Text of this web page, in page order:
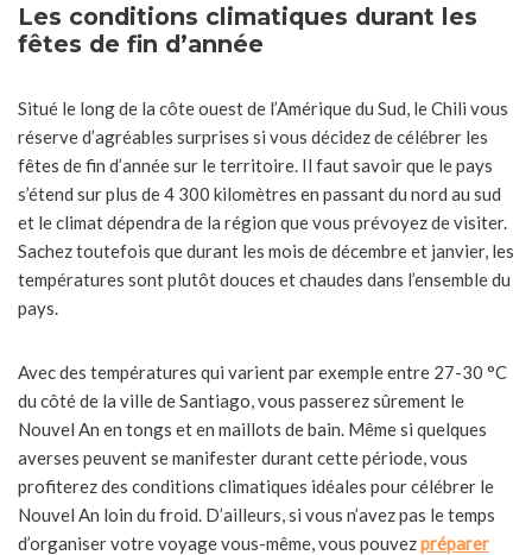
Les conditions climatiques durant les
fêtes de fin d’année
Situé le long de la côte ouest de l’Amérique du Sud, le Chili vous
réserve d’agréables surprises si vous décidez de célébrer les
fêtes de fin d’année sur le territoire. Il faut savoir que le pays
s’étend sur plus de 4 300 kilomètres en passant du nord au sud
et le climat dépendra de la région que vous prévoyez de visiter.
Sachez toutefois que durant les mois de décembre et janvier, les
températures sont plutôt douces et chaudes dans l’ensemble du
pays.
Avec des températures qui varient par exemple entre 27-30 °C
du côté de la ville de Santiago, vous passerez sûrement le
Nouvel An en tongs et en maillots de bain. Même si quelques
averses peuvent se manifester durant cette période, vous
profiterez des conditions climatiques idéales pour célébrer le
Nouvel An loin du froid. D’ailleurs, si vous n’avez pas le temps
d’organiser votre voyage vous-même, vous pouvezpréparer